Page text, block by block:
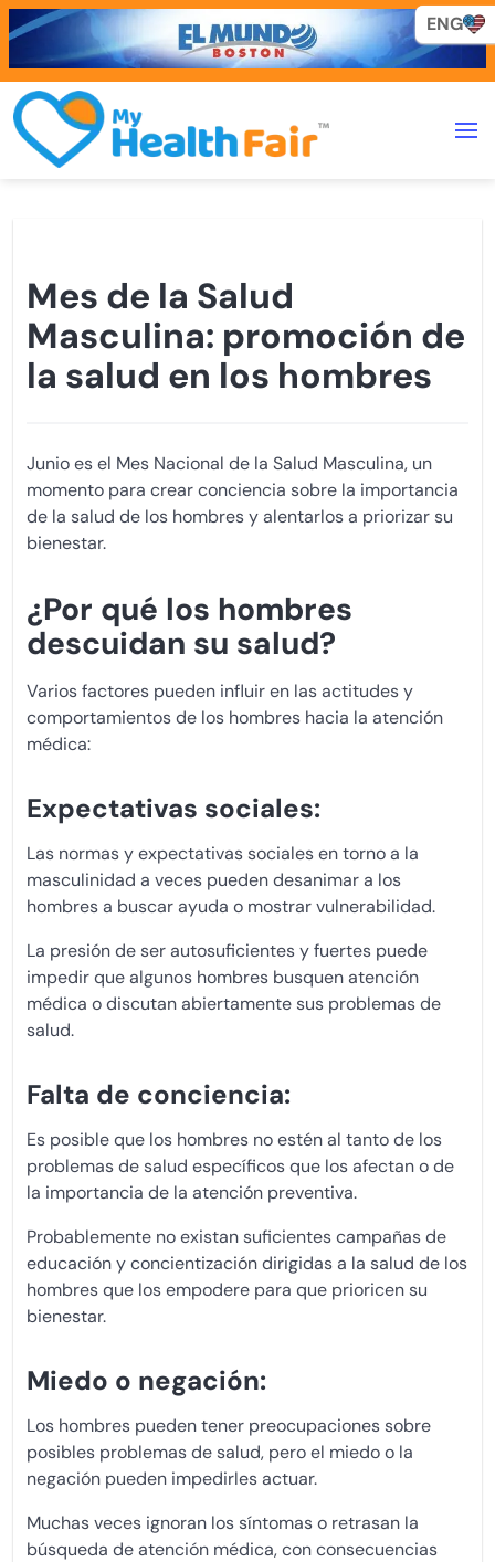
Mes de la Salud
Masculina: promoción de
la salud en los hombres
Junio es el Mes Nacional de la Salud Masculina, un
momento para crear conciencia sobre la importancia
de la salud de los hombres y alentarlos a priorizar su
bienestar.
¿Por qué los hombres
descuidan su salud?
Varios factores pueden influir en las actitudes y
comportamientos de los hombres hacia la atención
médica:
Expectativas sociales:
Las normas y expectativas sociales en torno a la
masculinidad a veces pueden desanimar a los
hombres a buscar ayuda o mostrar vulnerabilidad.
La presión de ser autosuficientes y fuertes puede
impedir que algunos hombres busquen atención
médica o discutan abiertamente sus problemas de
salud.
Falta de conciencia:
Es posible que los hombres no estén al tanto de los
problemas de salud específicos que los afectan o de
la importancia de la atención preventiva.
Probablemente no existan suficientes campañas de
educación y concientización dirigidas a la salud de los
hombres que los empodere para que prioricen su
bienestar.
Miedo o negación:
Los hombres pueden tener preocupaciones sobre
posibles problemas de salud, pero el miedo o la
negación pueden impedirles actuar.
Muchas veces ignoran los síntomas o retrasan la
búsqueda de atención médica, con consecuencias
ENG
ENG